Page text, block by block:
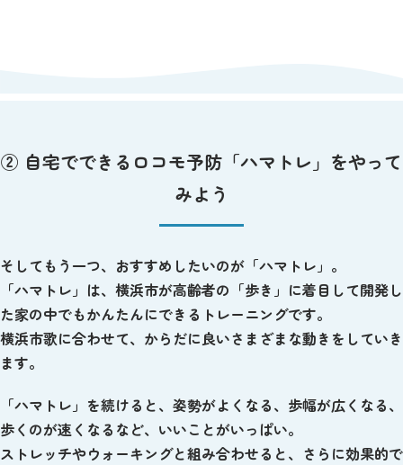
② 自宅でできるロコモ予防「ハマトレ」をやって
みよう
そしてもう一つ、おすすめしたいのが「ハマトレ」。
「ハマトレ」は、横浜市が高齢者の「歩き」に着目して開発し
た家の中でもかんたんにできるトレーニングです。
横浜市歌に合わせて、からだに良いさまざまな動きをしていき
ます。
「ハマトレ」を続けると、姿勢がよくなる、歩幅が広くなる、
歩くのが速くなるなど、いいことがいっぱい。
ストレッチやウォーキングと組み合わせると、さらに効果的で